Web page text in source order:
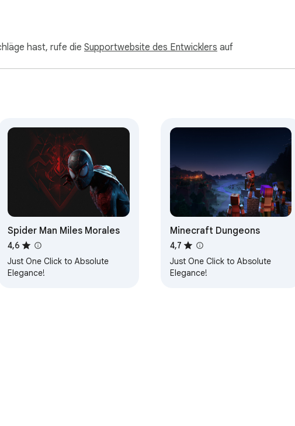
hast, rufe die Supportwebsite des Entwicklers auf
Spider Man Miles Morales
4,6
Just One Click to Absolute
Elegance!
Minecraft Dungeons
4,7
Just One Click to Absolute
Elegance!